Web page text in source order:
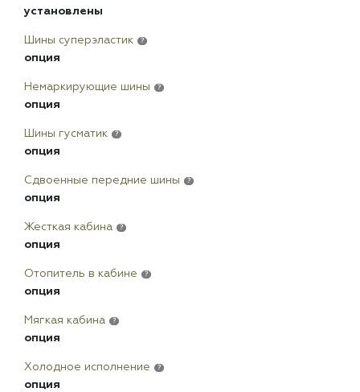
установлены
Шины суперэластик ?
опция
Немаркирующие шины ?
опция
Шины гусматик ?
опция
Сдвоенные передние шины ?
опция
Жесткая кабина ?
опция
Отопитель в кабине ?
опция
Мягкая кабина ?
опция
Холодное исполнение ?
опция